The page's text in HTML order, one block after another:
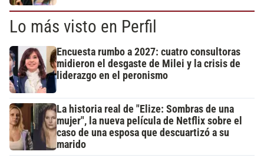
Lo más visto en Perfil
Encuesta rumbo a 2027: cuatro consultoras
midieron el desgaste de Milei y la crisis de
liderazgo en el peronismo
La historia real de "Elize: Sombras de una
mujer", la nueva película de Netflix sobre el
caso de una esposa que descuartizó a su
marido